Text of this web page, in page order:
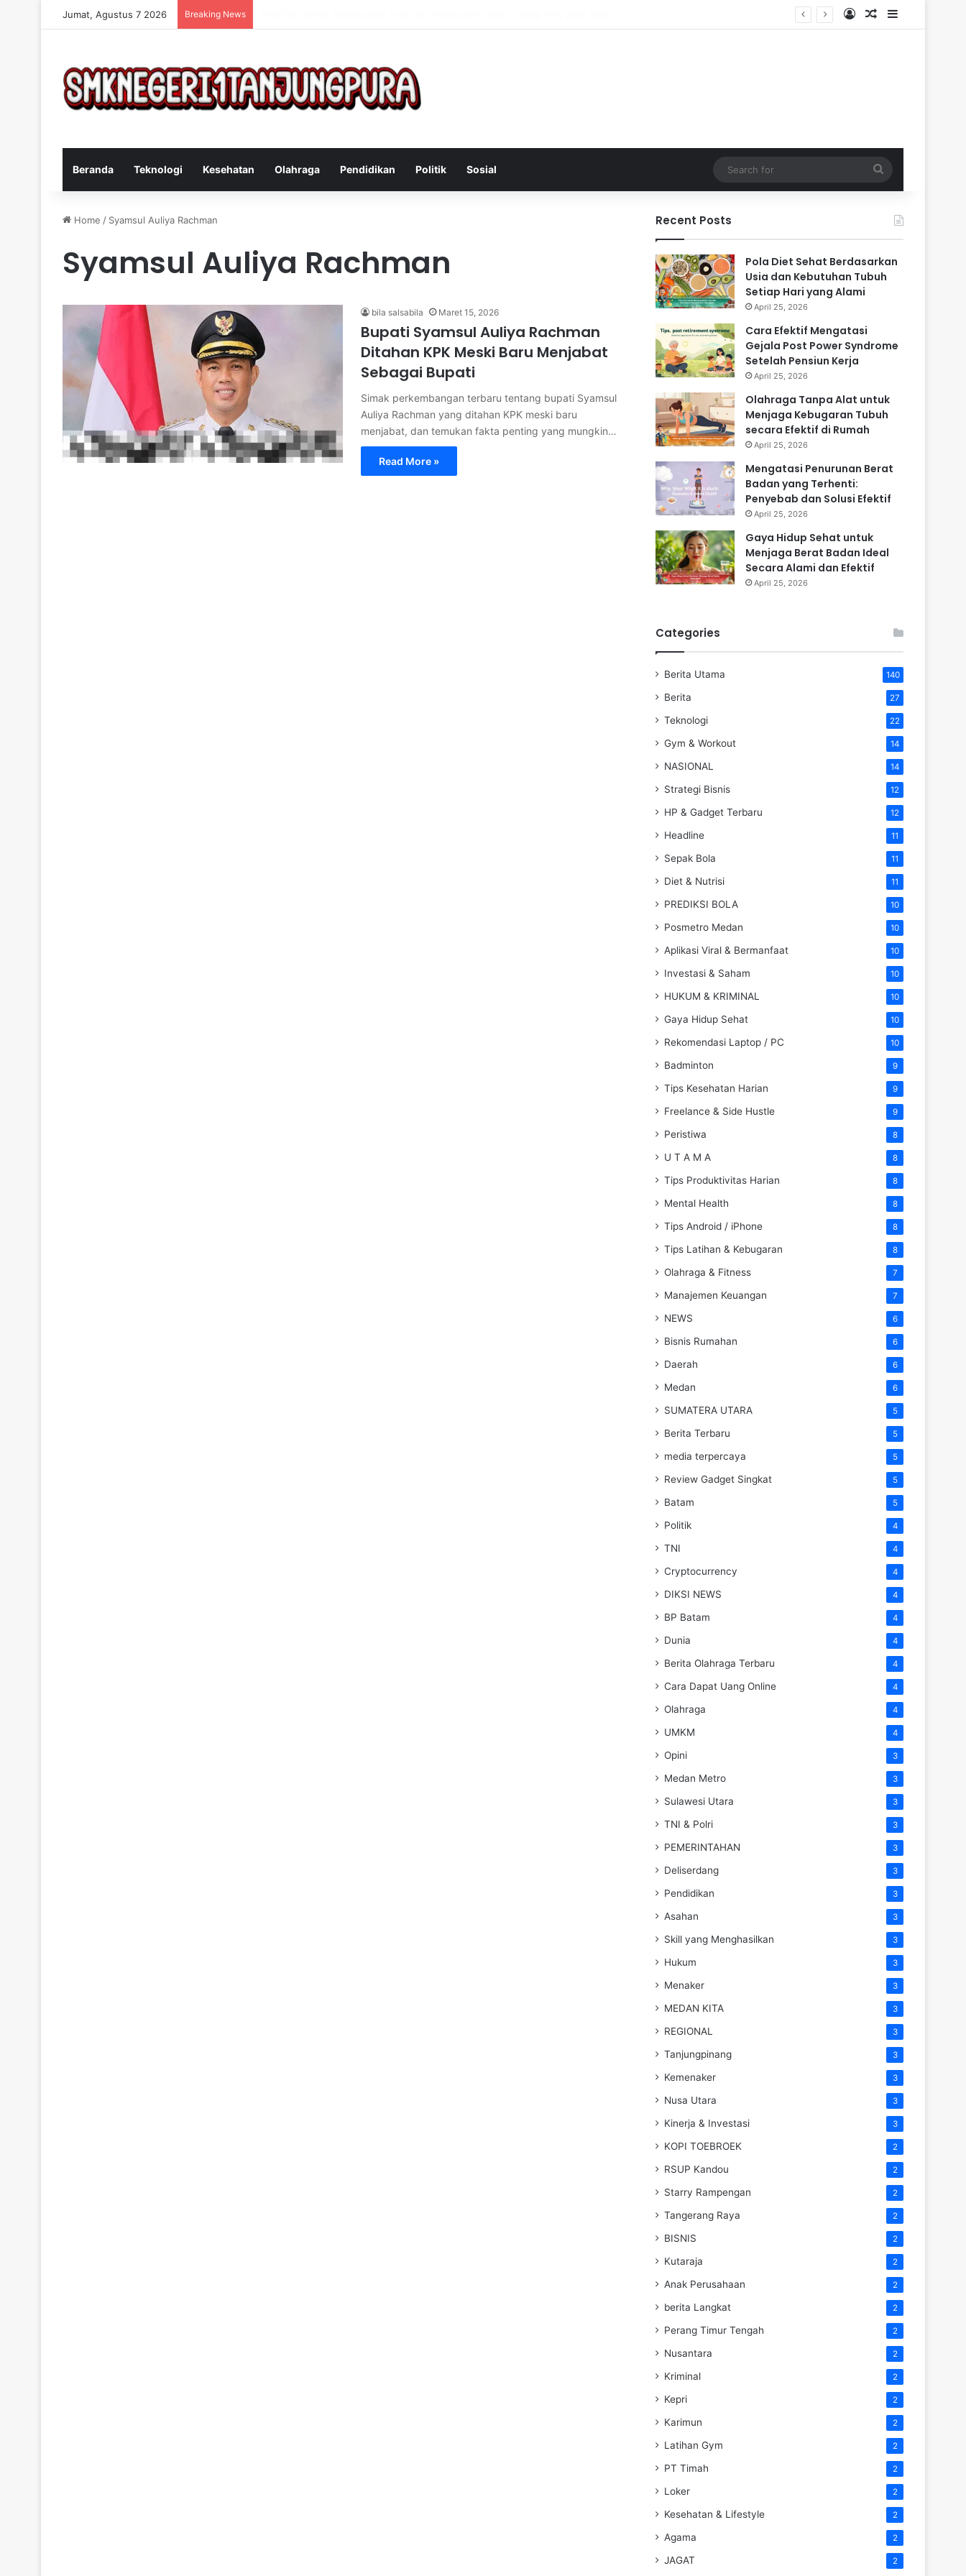
Jumat, Agustus 7 2026 Breaking News Log InRandom Article
Sidebar
Beranda Teknologi Kesehatan Olahraga Pendidikan Politik Sosial
for
Home / Syamsul Auliya Rachman
Syamsul Auliya Rachman
bila salsabila Maret 15, 2026
Bupati Syamsul Auliya Rachman
Ditahan KPK Meski Baru Menjabat
Sebagai Bupati
Simak perkembangan terbaru tentang bupati Syamsul
Auliya Rachman yang ditahan KPK meski baru
menjabat, dan temukan fakta penting yang mungkin…
Read More »
Recent Posts
Pola Diet Sehat Berdasarkan
Usia dan Kebutuhan Tubuh
Setiap Hari yang Alami
April 25, 2026
Cara Efektif Mengatasi
Gejala Post Power Syndrome
Setelah Pensiun Kerja
April 25, 2026
Olahraga Tanpa Alat untuk
Menjaga Kebugaran Tubuh
secara Efektif di Rumah
April 25, 2026
Mengatasi Penurunan Berat
Badan yang Terhenti:
Penyebab dan Solusi Efektif
April 25, 2026
Gaya Hidup Sehat untuk
Menjaga Berat Badan Ideal
Secara Alami dan Efektif
April 25, 2026
Categories
Berita Utama 140
Berita 27
Teknologi 22
Gym & Workout 14
NASIONAL 14
Strategi Bisnis 12
HP & Gadget Terbaru 12
Headline 11
Sepak Bola 11
Diet & Nutrisi 11
PREDIKSI BOLA 10
Posmetro Medan 10
Aplikasi Viral & Bermanfaat 10
Investasi & Saham 10
HUKUM & KRIMINAL 10
Gaya Hidup Sehat 10
Rekomendasi Laptop / PC 10
Badminton 9
Tips Kesehatan Harian 9
Freelance & Side Hustle 9
Peristiwa 8
U T A M A 8
Tips Produktivitas Harian 8
Mental Health 8
Tips Android / iPhone 8
Tips Latihan & Kebugaran 8
Olahraga & Fitness 7
Manajemen Keuangan 7
NEWS 6
Bisnis Rumahan 6
Daerah 6
Medan 6
SUMATERA UTARA 5
Berita Terbaru 5
media terpercaya 5
Review Gadget Singkat 5
Batam 5
Politik 4
TNI 4
Cryptocurrency 4
DIKSI NEWS 4
BP Batam 4
Dunia 4
Berita Olahraga Terbaru 4
Cara Dapat Uang Online 4
Olahraga 4
UMKM 4
Opini 3
Medan Metro 3
Sulawesi Utara 3
TNI & Polri 3
PEMERINTAHAN 3
Deliserdang 3
Pendidikan 3
Asahan 3
Skill yang Menghasilkan 3
Hukum 3
Menaker 3
MEDAN KITA 3
REGIONAL 3
Tanjungpinang 3
Kemenaker 3
Nusa Utara 3
Kinerja & Investasi 3
KOPI TOEBROEK 2
RSUP Kandou 2
Starry Rampengan 2
Tangerang Raya 2
BISNIS 2
Kutaraja 2
Anak Perusahaan 2
berita Langkat 2
Perang Timur Tengah 2
Nusantara 2
Kriminal 2
Kepri 2
Karimun 2
Latihan Gym 2
PT Timah 2
Loker 2
Kesehatan & Lifestyle 2
Agama 2
JAGAT 2